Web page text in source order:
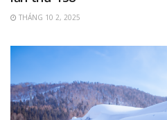
THÁNG 10 2, 2025